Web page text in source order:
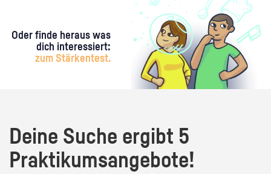
Oder finde heraus was
dich interessiert:
zum Stärkentest.
Deine Suche ergibt 5
Praktikumsangebote!